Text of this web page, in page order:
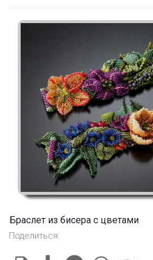
Браслет из бисера с цветами
Поделиться: